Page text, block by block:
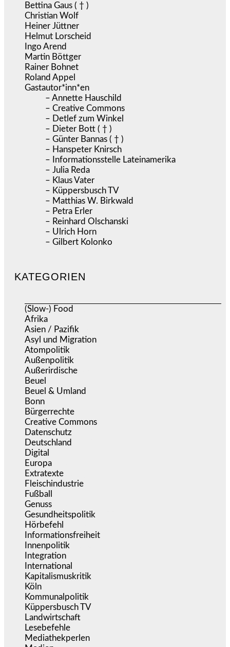
Bettina Gaus ( † )
Christian Wolf
Heiner Jüttner
Helmut Lorscheid
Ingo Arend
Martin Böttger
Rainer Bohnet
Roland Appel
Gastautor*inn*en
– Annette Hauschild
– Creative Commons
– Detlef zum Winkel
– Dieter Bott ( † )
– Günter Bannas ( † )
– Hanspeter Knirsch
– Informationsstelle Lateinamerika
– Julia Reda
– Klaus Vater
– Küppersbusch TV
– Matthias W. Birkwald
– Petra Erler
– Reinhard Olschanski
– Ulrich Horn
– Gilbert Kolonko
KATEGORIEN
(Slow-) Food
Afrika
Asien / Pazifik
Asyl und Migration
Atompolitik
Außenpolitik
Außerirdische
Beuel
Beuel & Umland
Bonn
Bürgerrechte
Creative Commons
Datenschutz
Deutschland
Digital
Europa
Extratexte
Fleischindustrie
Fußball
Genuss
Gesundheitspolitik
Hörbefehl
Informationsfreiheit
Innenpolitik
Integration
International
Kapitalismuskritik
Köln
Kommunalpolitik
Küppersbusch TV
Landwirtschaft
Lesebefehle
Mediathekperlen